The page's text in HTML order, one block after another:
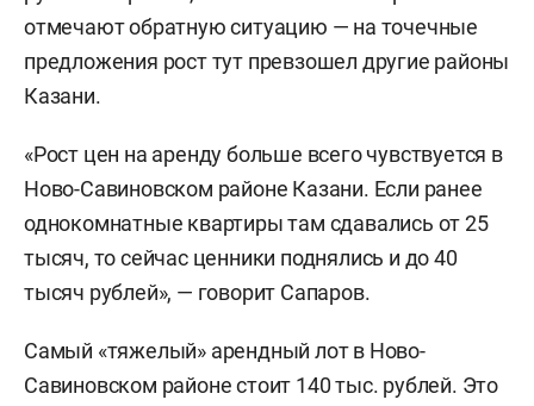
отмечают обратную ситуацию — на точечные
предложения рост тут превзошел другие районы
Казани.
«Рост цен на аренду больше всего чувствуется в
Ново-Савиновском районе Казани. Если ранее
однокомнатные квартиры там сдавались от 25
тысяч, то сейчас ценники поднялись и до 40
тысяч рублей», — говорит Сапаров.
Самый «тяжелый» арендный лот в Ново-
Савиновском районе стоит 140 тыс. рублей. Это